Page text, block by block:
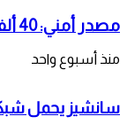
مصدر أمني: 40 ألف شخص اقتحموا سبتة
منذ أسبوع واحد
سانشيز يحمل